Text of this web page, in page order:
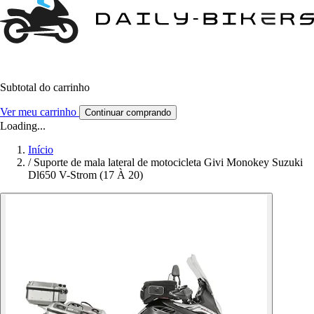
Subtotal do carrinho
Ver meu carrinho Continuar comprando
Loading...
Início
/ Suporte de mala lateral de motocicleta Givi Monokey Suzuki
Dl650 V-Strom (17 À 20)